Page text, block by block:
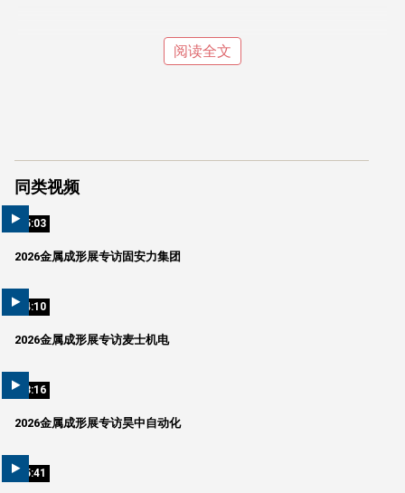
阅读全文
同类视频
05:03
2026金属成形展专访固安力集团
04:10
2026金属成形展专访麦士机电
03:16
2026金属成形展专访昊中自动化
05:41